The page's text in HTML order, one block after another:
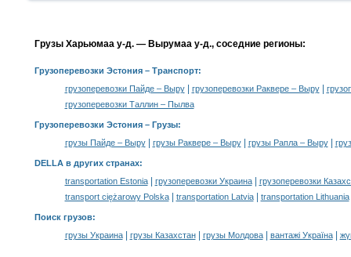
Грузы Харьюмаа у-д. — Вырумаа у-д., соседние регионы:
Грузоперевозки Эстония– Транспорт:
грузоперевозки Пайде – Выру| грузоперевозки Раквере – Выру|
грузоперевозки Таллин – Пылва
Грузоперевозки Эстония – Грузы:
грузы Пайде – Выру| грузы Раквере – Выру| грузы Рапла – Выру|
DELLA в других странах:
transportation Estonia| грузоперевозки Украина|
грузоперевозки
transport ciężarowy Polska| transportation Latvia| transportation Lithuania
Поиск грузов:
грузы Украина| грузы Казахстан| грузы Молдова| вантажі Україна|